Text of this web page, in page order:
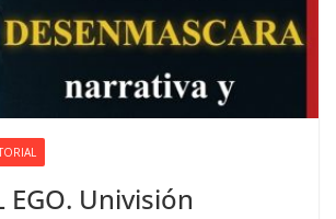
EGO. Univisión